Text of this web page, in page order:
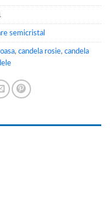
semicristal
, candela rosie, candela